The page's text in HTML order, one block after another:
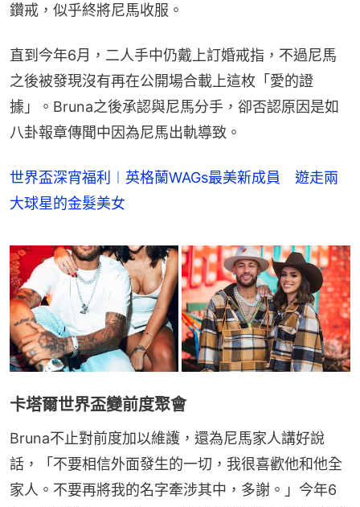
鑽戒，似乎終將尼馬收服。
直到今年6月，二人手中仍戴上訂婚戒指，不過尼馬
之後被發現沒有再在公開場合載上這枚「愛的證
據」。Bruna之後承認與尼馬分手，卻否認原因是如
八卦報章傳聞中因為尼馬出軌導致。
世界盃深宵福利︱英格蘭WAGs最美新成員 遊走兩
大球星的金髮美女
卡塔爾世界盃變前度聚會
Bruna不止對前度加以維護，還為尼馬家人講好說
話，「不要相信外面發生的一切，我很喜歡他和他全
家人。不要再將我的名字牽涉其中，多謝。」今年6